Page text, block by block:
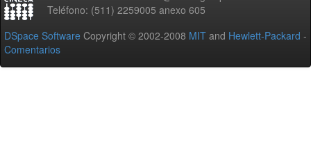
Teléfono: (511) 2259005 anexo 605
DSpace Software Copyright © 2002-2008 MIT and Hewlett-Packard -
Comentarios